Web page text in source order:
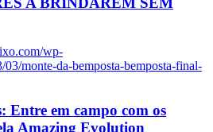
wp-
03/monte-da-bemposta-bemposta-final-
Entre em campo com os
Amazing Evolution